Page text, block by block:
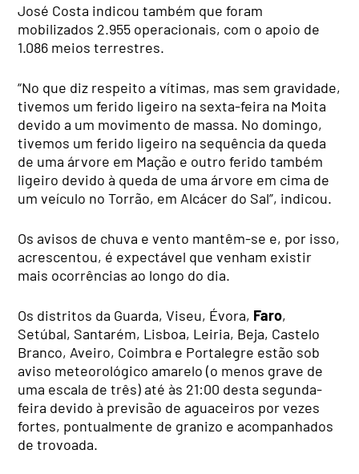
José Costa indicou também que foram
mobilizados 2.955 operacionais, com o apoio de
1.086 meios terrestres.
“No que diz respeito a vítimas, mas sem gravidade,
tivemos um ferido ligeiro na sexta-feira na Moita
devido a um movimento de massa. No domingo,
tivemos um ferido ligeiro na sequência da queda
de uma árvore em Mação e outro ferido também
ligeiro devido à queda de uma árvore em cima de
um veículo no Torrão, em Alcácer do Sal”, indicou.
Os avisos de chuva e vento mantêm-se e, por isso,
acrescentou, é expectável que venham existir
mais ocorrências ao longo do dia.
Os distritos da Guarda, Viseu, Évora, Faro,
Setúbal, Santarém, Lisboa, Leiria, Beja, Castelo
Branco, Aveiro, Coimbra e Portalegre estão sob
aviso meteorológico amarelo (o menos grave de
uma escala de três) até às 21:00 desta segunda-
feira devido à previsão de aguaceiros por vezes
fortes, pontualmente de granizo e acompanhados
de trovoada.